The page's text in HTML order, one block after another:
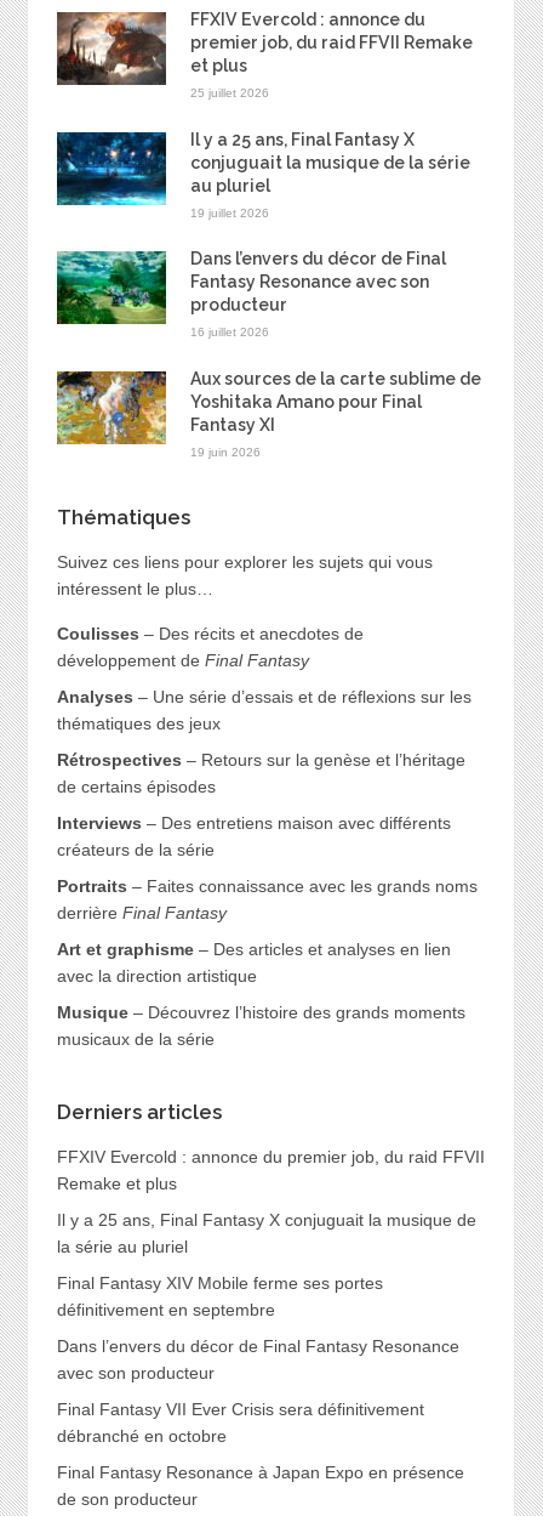
FFXIV Evercold : annonce du
premier job, du raid FFVII Remake
et plus
25 juillet 2026
Il y a 25 ans, Final Fantasy X
conjuguait la musique de la série
au pluriel
19 juillet 2026
Dans l’envers du décor de Final
Fantasy Resonance avec son
producteur
16 juillet 2026
Aux sources de la carte sublime de
Yoshitaka Amano pour Final
Fantasy XI
19 juin 2026
Thématiques
Suivez ces liens pour explorer les sujets qui vous
intéressent le plus…
Coulisses – Des récits et anecdotes de
développement de Final Fantasy
Analyses – Une série d’essais et de réflexions sur les
thématiques des jeux
Rétrospectives – Retours sur la genèse et l’héritage
de certains épisodes
Interviews – Des entretiens maison avec différents
créateurs de la série
Portraits – Faites connaissance avec les grands noms
derrière Final Fantasy
Art et graphisme– Des articles et analyses en lien
avec la direction artistique
Musique– Découvrez l’histoire des grands moments
musicaux de la série
Derniers articles
FFXIV Evercold : annonce du premier job, du raid FFVII
Remake et plus
Il y a 25 ans, Final Fantasy X conjuguait la musique de
la série au pluriel
Final Fantasy XIV Mobile ferme ses portes
définitivement en septembre
Dans l’envers du décor de Final Fantasy Resonance
avec son producteur
Final Fantasy VII Ever Crisis sera définitivement
débranché en octobre
Final Fantasy Resonance à Japan Expo en présence
de son producteur